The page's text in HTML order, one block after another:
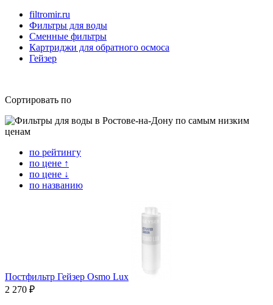
filtromir.ru
Фильтры для воды
Сменные фильтры
Картриджи для обратного осмоса
Гейзер
Сортировать по
по рейтингу
по цене ↑
по цене ↓
по названию
Постфильтр Гейзер Osmo Lux
2 270 ₽